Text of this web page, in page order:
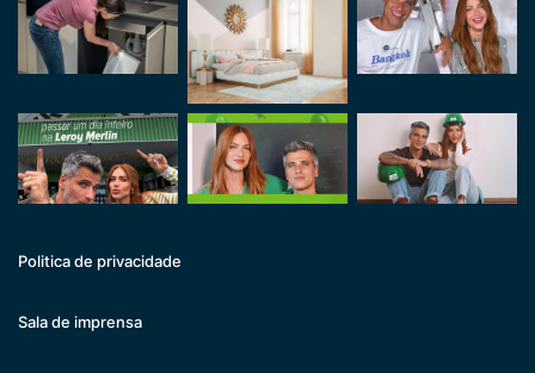
Politica de privacidade
Sala de imprensa